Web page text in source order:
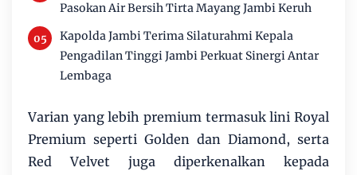
Pasokan Air Bersih Tirta Mayang Jambi Keruh
Kapolda Jambi Terima Silaturahmi Kepala
Pengadilan Tinggi Jambi Perkuat Sinergi Antar
Lembaga
Varian yang lebih premium termasuk lini Royal
Premium seperti Golden dan Diamond, serta
Red Velvet juga diperkenalkan kepada